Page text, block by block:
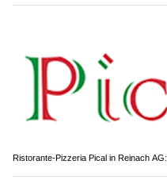
Ristorante-Pizzeria Pical in Reinach